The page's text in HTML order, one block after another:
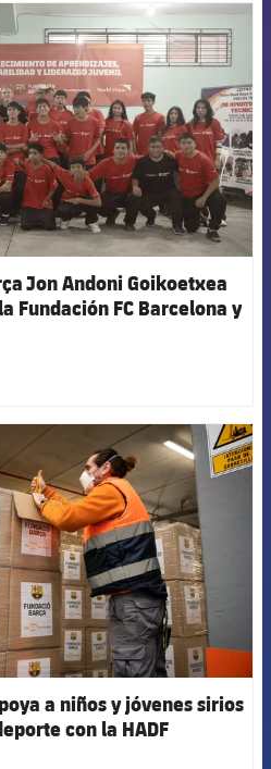
FCB Barcelona badge
Jon Andoni Goikoetxea
Fundación FC Barcelona y
FCB Barcelona badge
a niños y jóvenes sirios
con la HADF